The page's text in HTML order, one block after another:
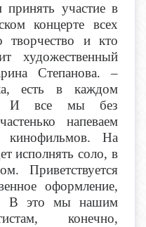
участие в
концерте всех
и кто
художественный
Степанова. –
есть в каждом
И все мы без
напеваем
кинофильмов. На
исполнять соло, в
Приветствуется
оформление,
В это мы нашим
конечно,